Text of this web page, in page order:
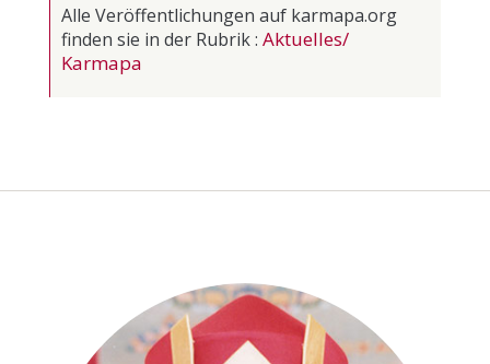
Alle Veröffentlichungen auf karmapa.org
finden sie in der Rubrik : Aktuelles/
Karmapa